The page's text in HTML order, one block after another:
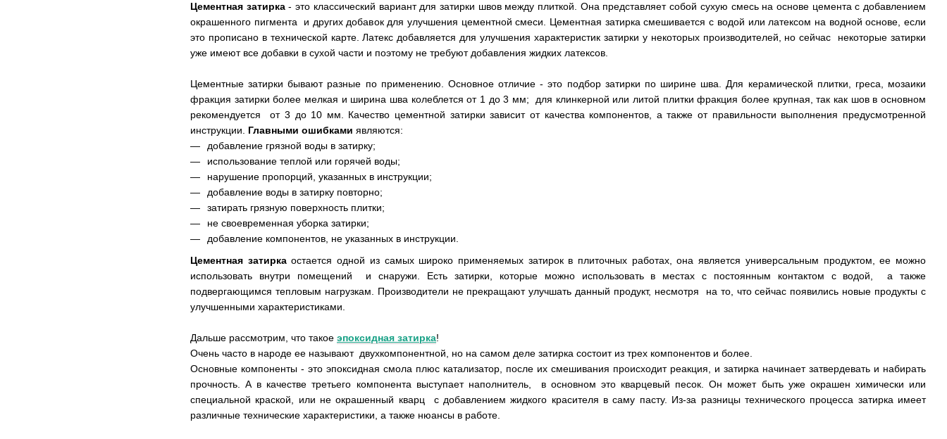
Цементная затирка- это классический вариант для затирки швов между плиткой. Она представляет собой сухую смесь на основе цемента с добавлением
окрашенного пигмента и других добавок для улучшения цементной смеси. Цементная затирка смешивается с водой или латексом на водной основе, если
это прописано в технической карте. Латекс добавляется для улучшения характеристик затирки у некоторых производителей, но сейчас некоторые затирки
уже имеют все добавки в сухой части и поэтому не требуют добавления жидких латексов.
Цементные затирки бывают разные по применению. Основное отличие - это подбор затирки по ширине шва. Для керамической плитки, греса, мозаики
фракция затирки более мелкая и ширина шва колеблется от 1 до 3 мм; для клинкерной или литой плитки фракция более крупная, так как шов в основном
рекомендуется от 3 до 10 мм. Качество цементной затирки зависит от качества компонентов, а также от правильности выполнения предусмотренной
инструкции. Главными ошибками являются:
добавление грязной воды в затирку;
использование теплой или горячей воды;
нарушение пропорций, указанных в инструкции;
добавление воды в затирку повторно;
затирать грязную поверхность плитки;
не своевременная уборка затирки;
добавление компонентов, не указанных в инструкции.
Цементная затиркаостается одной из самых широко применяемых затирок в плиточных работах, она является универсальным продуктом, ее можно
использовать внутри помещений и снаружи. Есть затирки, которые можно использовать в местах с постоянным контактом с водой, а также
подвергающимся тепловым нагрузкам. Производители не прекращают улучшать данный продукт, несмотря на то, что сейчас появились новые продукты с
улучшенными характеристиками.
Дальше рассмотрим, что такое эпоксидная затирка!
Очень часто в народе ее называют двухкомпонентной, но на самом деле затирка состоит из трех компонентов и более.
Основные компоненты - это эпоксидная смола плюс катализатор, после их смешивания происходит реакция, и затирка начинает затвердевать и набирать
прочность. А в качестве третьего компонента выступает наполнитель, в основном это кварцевый песок. Он может быть уже окрашен химически или
специальной краской, или не окрашенный кварц с добавлением жидкого красителя в саму пасту. Из-за разницы технического процесса затирка имеет
различные технические характеристики, а также нюансы в работе.